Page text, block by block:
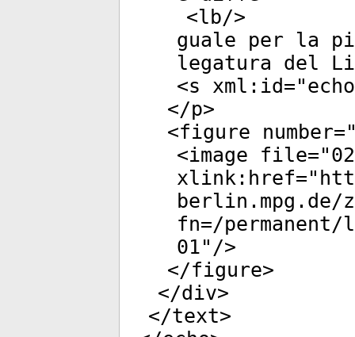
<lb/>
guale per la
legatura del
<s xml:id="
</p>
<figure number
<image file="
xlink:href="
berlin.mpg.de/
fn=/
01"/>
</figure>
</div>
</text>